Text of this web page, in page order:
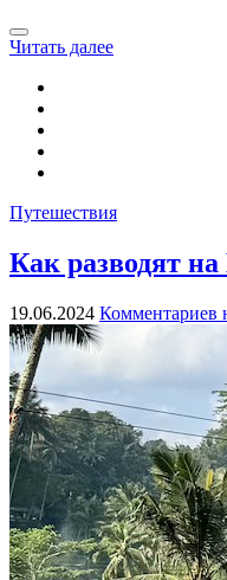
Читать далее
Путешествия
Как разводят
19.06.2024 Комментариев